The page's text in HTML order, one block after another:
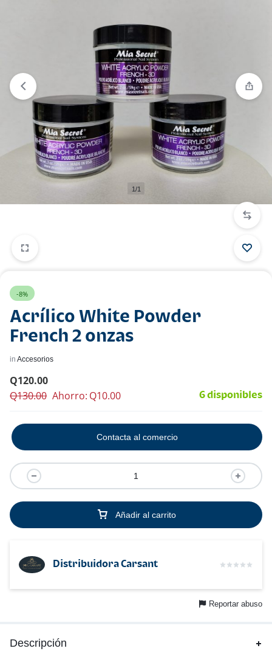
añadido a la lista de comparación
1/1
-8%
Acrílico White Powder
French 2 onzas
in Accesorios
Q120.00
Q130.00 Ahorro: Q10.00 6 disponibles
Añadir al carrito
Contacta al comercio
Distribuidora Carsant
Reportar abuso
Descripción